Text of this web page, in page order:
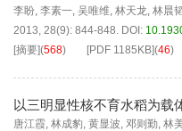
李盼, 李素一, 吴唯维, 林天龙, 林晨
2013, 28(9): 844-848. DOI:
[摘要](568) [PDF 1185KB](46)
以三明显性核不育水稻为载
唐江霞, 林成豹, 黄显波, 邓则勤, 林